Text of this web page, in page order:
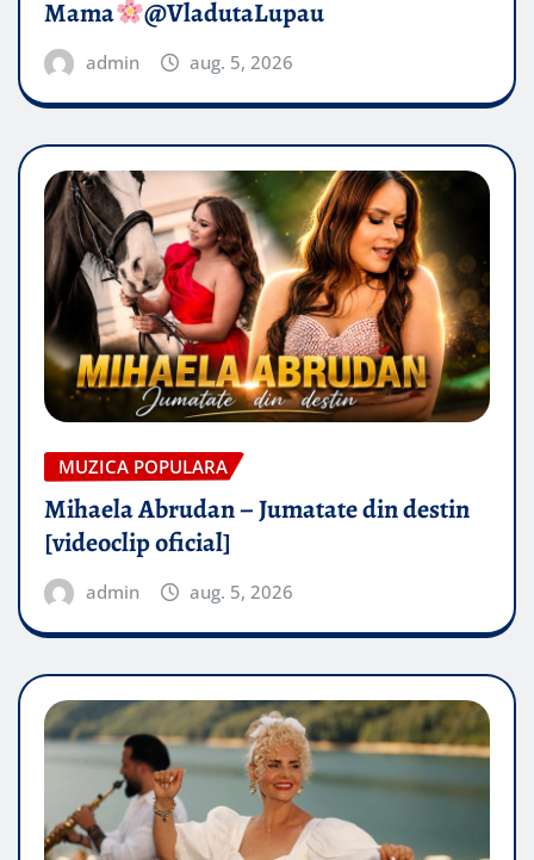
Mama @VladutaLupau
admin aug. 5, 2026
MUZICA POPULARA
Mihaela Abrudan – Jumatate din destin
[videoclip oficial]
admin aug. 5, 2026